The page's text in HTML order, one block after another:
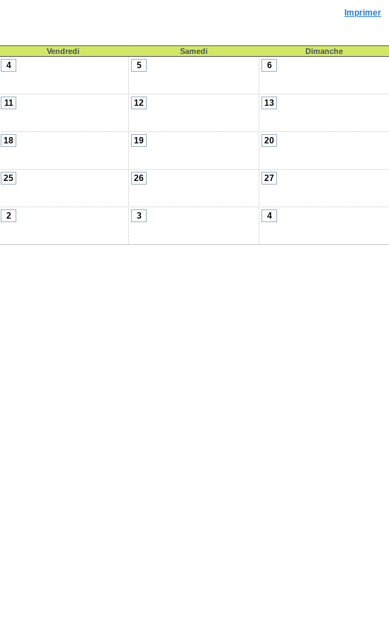
Imprimer
Vendredi Samedi Dimanche
4 5 6
11 12 13
18 19 20
25 26 27
2 3 4